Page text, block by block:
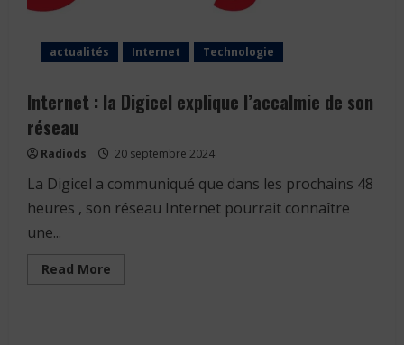
actualités Internet Technologie
Internet : la Digicel explique l’accalmie de son
réseau
Radiods 20 septembre 2024
La Digicel a communiqué que dans les prochains 48
heures , son réseau Internet pourrait connaître
une...
Read More